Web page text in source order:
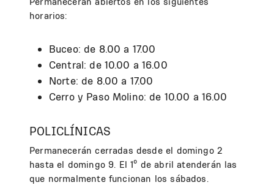
horarios:
Buceo: de 8.00 a 17.00
Central: de 10.00 a 16.00
Norte: de 8.00 a 17.00
Cerro y Paso Molino: de 10.00 a 16.00
POLICLÍNICAS
Permanecerán cerradas desde el domingo 2
hasta el domingo 9. El 1º de abril atenderán las
que normalmente funcionan los sábados.